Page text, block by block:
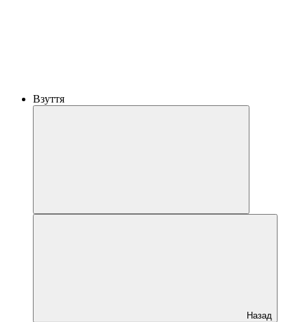
Взуття
Назад